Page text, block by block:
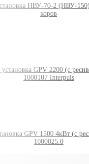
НВУ-70-2 (НВУ-
коров
установка GPV 2200 (с
1000107 Interpuls
GPV 1500 4кВт (с
1000025.0